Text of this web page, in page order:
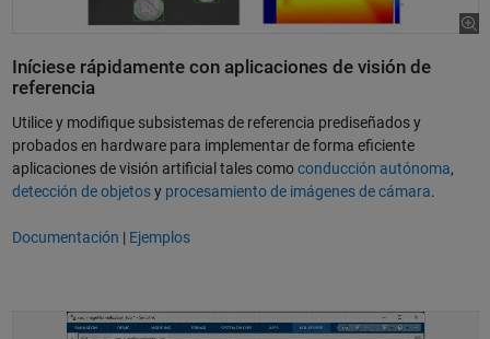
Iníciese rápidamente con aplicaciones de visión de
referencia
Utilice y modifique subsistemas de referencia prediseñados y
probados en hardware para implementar de forma eficiente
aplicaciones de visión artificial tales comoconducción autónoma,
detección de objetosy procesamiento de imágenes de cámara.
Documentación | Ejemplos